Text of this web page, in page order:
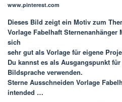
www.pinterest.com
Dieses Bild zeigt ein Motiv zum
Vorlage Fabelhaft Sternenanhänger
sich
sehr gut als Vorlage für eigene
Du kannst es als Ausgangspunkt
Bildsprache verwenden.
Sterne Ausschneiden Vorlage
intended …